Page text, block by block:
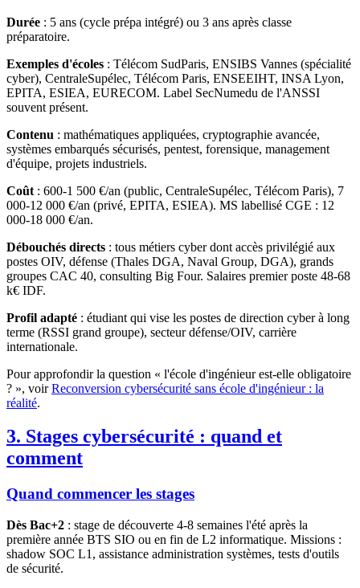
Durée : 5 ans (cycle prépa intégré) ou 3 ans après classe
préparatoire.
Exemples d'écoles : Télécom SudParis, ENSIBS Vannes (spécialité
cyber), CentraleSupélec, Télécom Paris, ENSEEIHT, INSA Lyon,
EPITA, ESIEA, EURECOM. Label SecNumedu de l'ANSSI
souvent présent.
Contenu : mathématiques appliquées, cryptographie avancée,
systèmes embarqués sécurisés, pentest, forensique, management
d'équipe, projets industriels.
Coût : 600-1 500 €/an (public, CentraleSupélec, Télécom Paris), 7
000-12 000 €/an (privé, EPITA, ESIEA). MS labellisé CGE : 12
000-18 000 €/an.
Débouchés directs : tous métiers cyber dont accès privilégié aux
postes OIV, défense (Thales DGA, Naval Group, DGA), grands
groupes CAC 40, consulting Big Four. Salaires premier poste 48-68
k€ IDF.
Profil adapté : étudiant qui vise les postes de direction cyber à long
terme (RSSI grand groupe), secteur défense/OIV, carrière
internationale.
Pour approfondir la question « l'école d'ingénieur est-elle obligatoire
? », voirReconversion cybersécurité sans école d'ingénieur : la
réalité.
3. Stages cybersécurité : quand et
comment
Quand commencer les stages
Dès Bac+2 : stage de découverte 4-8 semaines l'été après la
première année BTS SIO ou en fin de L2 informatique. Missions :
shadow SOC L1, assistance administration systèmes, tests d'outils
de sécurité.